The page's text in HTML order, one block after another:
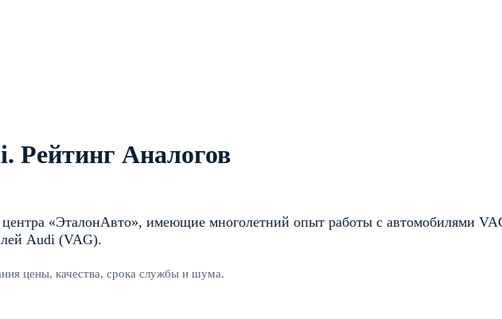
Рейтинг Аналогов
«ЭталонАвто», имеющие многолетний опыт работы с автомобилями
Audi (VAG).
цены, качества, срока службы и шума.